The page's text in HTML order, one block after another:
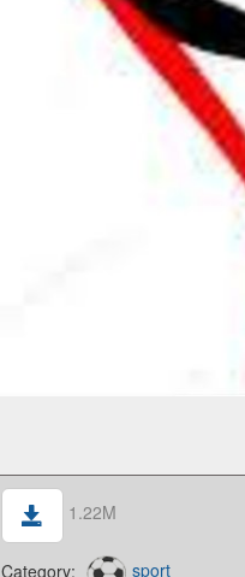
1.22M
Category: sport